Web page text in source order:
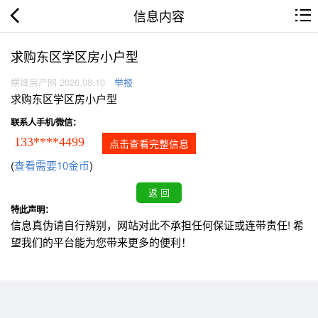
信息内容
求购东区学区房小户型
横峰房产网 2026.08.10 举报
求购东区学区房小户型
联系人手机/微信：
133****4499 点击查看完整信息
(查看需要10金币)
特此声明：
信息真伪请自行辨别，网站对此不承担任何保证或连带责任! 希
望我们的平台能为您带来更多的便利！